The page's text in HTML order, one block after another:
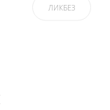
ЛИКБЕЗ